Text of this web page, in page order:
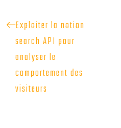
Exploiter la notion
search API pour
analyser le
comportement des
visiteurs